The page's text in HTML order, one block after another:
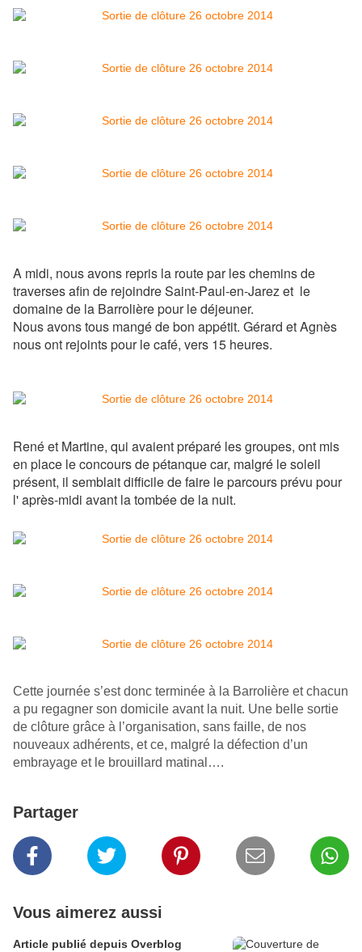
A midi, nous avons repris la route par les chemins de
traverses afin de rejoindre Saint-Paul-en-Jarez et le
domaine de la Barrolière pour le déjeuner.
Nous avons tous mangé de bon appétit. Gérard et Agnès
nous ont rejoints pour le café, vers 15 heures.
René et Martine, qui avaient préparé les groupes, ont mis
en place le concours de pétanque car, malgré le soleil
présent, il semblait difficile de faire le parcours prévu pour
l' après-midi avant la tombée de la nuit.
Cette journée s’est donc terminée à la Barrolière et chacun
a pu regagner son domicile avant la nuit. Une belle sortie
de clôture grâce à l’organisation, sans faille, de nos
nouveaux adhérents, et ce, malgré la défection d’un
embrayage et le brouillard matinal….
Partager
Vous aimerez aussi
Article publié depuis Overblog